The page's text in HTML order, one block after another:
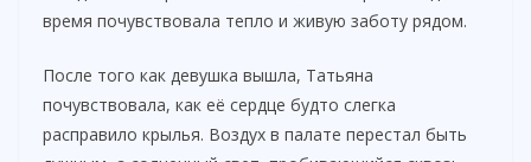
время почувствовала тепло и живую заботу рядом.
После того как девушка вышла, Татьяна
почувствовала, как её сердце будто слегка
расправило крылья. Воздух в палате перестал быть